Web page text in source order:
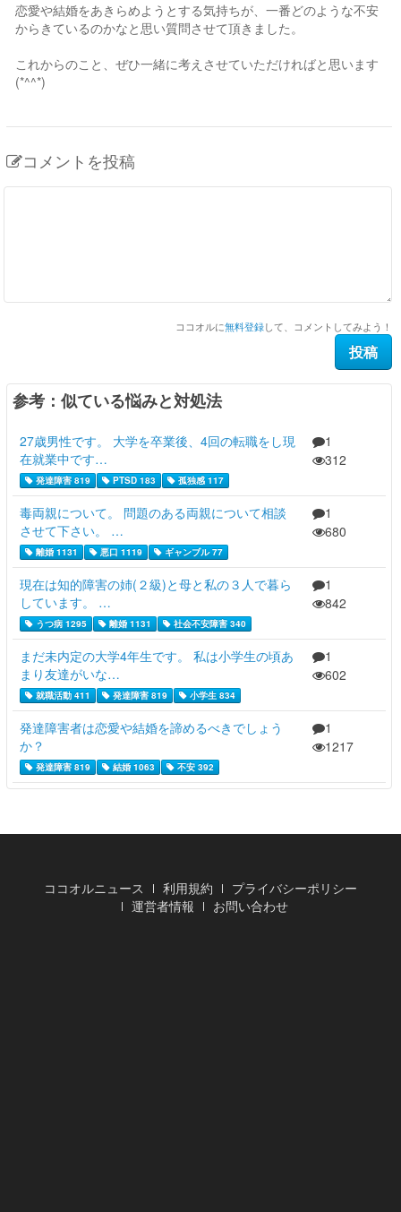
恋愛や結婚をあきらめようとする気持ちが、一番どのような不安
からきているのかなと思い質問させて頂きました。
これからのこと、ぜひ一緒に考えさせていただければと思います
(*^^*)
コメントを投稿
ココオルに無料登録して、コメントしてみよう！
参考：似ている悩みと対処法
27歳男性です。 大学を卒業後、4回の転職をし現
在就業中です…
発達障害 819 PTSD 183 孤独感 117
1
312
毒両親について。 問題のある両親について相談
させて下さい。 …
離婚 1131 悪口 1119 ギャンブル 77
1
680
現在は知的障害の姉(２級)と母と私の３人で暮ら
しています。 …
うつ病 1295 離婚 1131 社会不安障害 340
1
842
まだ未内定の大学4年生です。 私は小学生の頃あ
まり友達がいな…
就職活動 411 発達障害 819 小学生 834
1
602
発達障害者は恋愛や結婚を諦めるべきでしょう
か？
発達障害 819 結婚 1063 不安 392
1
1217
ココオルニュース 利用規約
プライバシーポリシー
運営者情報
お問い合わせ